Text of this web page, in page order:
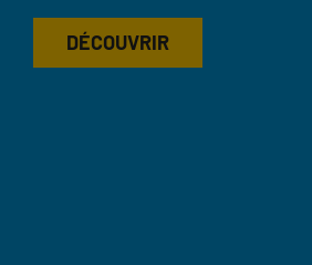
DÉCOUVRIR